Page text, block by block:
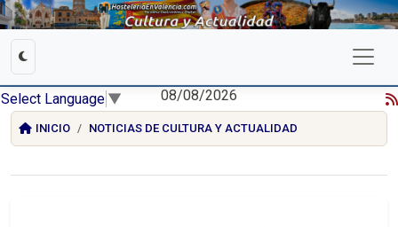
Select Language ▼ 08/08/2026
INICIO NOTICIAS DE CULTURA Y ACTUALIDAD